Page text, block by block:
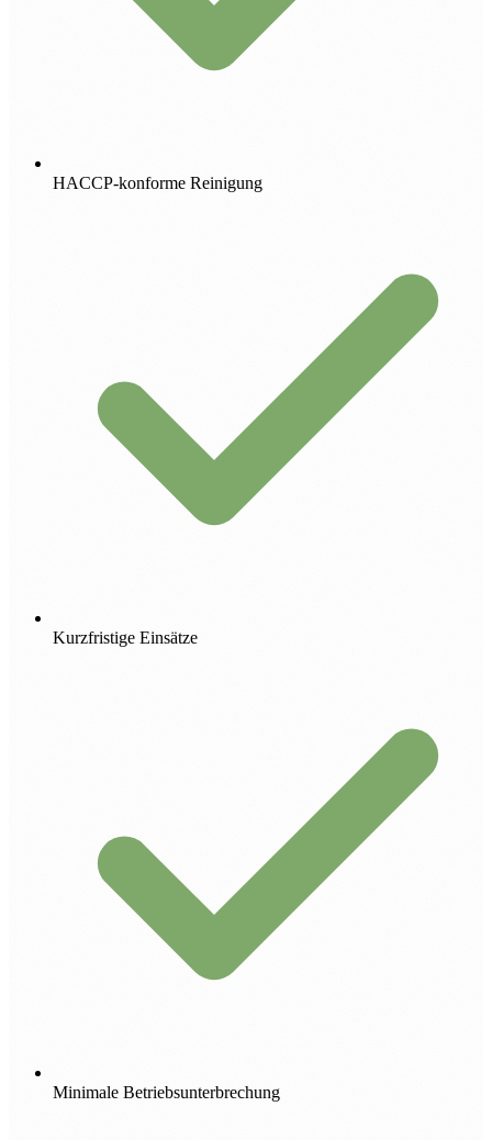
HACCP-konforme Reinigung
Kurzfristige Einsätze
Minimale Betriebsunterbrechung